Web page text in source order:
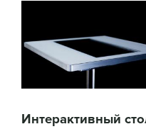
Интерактивный